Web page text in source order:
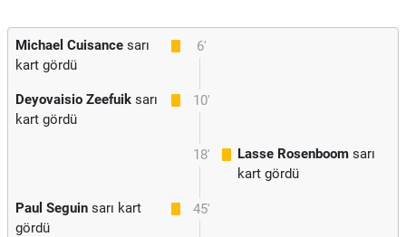
6'
Michael Cuisance sarı
kart gördü
10'
Deyovaisio Zeefuik sarı
kart gördü
18' Lasse Rosenboom sarı
kart gördü
45'
Paul Seguin sarı kart
gördü